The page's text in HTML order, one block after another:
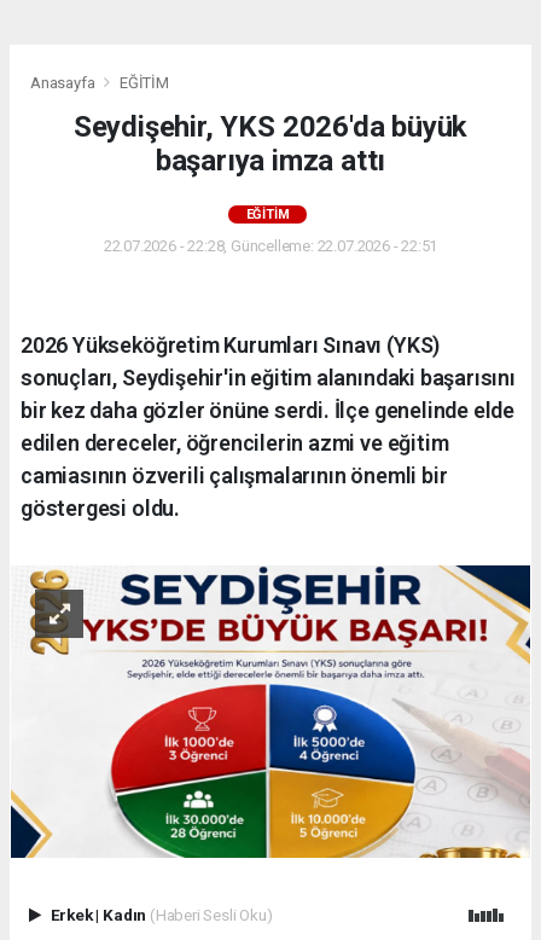
Anasayfa EĞİTİM
Seydişehir, YKS 2026'da büyük
başarıya imza attı
EĞİTİM
22.07.2026 - 22:28, Güncelleme: 22.07.2026 - 22:51
2026 Yükseköğretim Kurumları Sınavı (YKS)
sonuçları, Seydişehir'in eğitim alanındaki başarısını
bir kez daha gözler önüne serdi. İlçe genelinde elde
edilen dereceler, öğrencilerin azmi ve eğitim
camiasının özverili çalışmalarının önemli bir
göstergesi oldu.
Erkek| Kadın (Haberi Sesli Oku)